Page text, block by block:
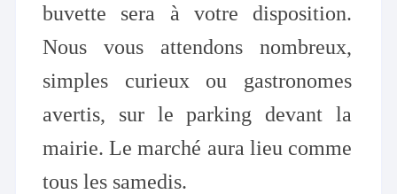
buvette
sera à votre disposition.
Nous vous attendons nombreux,
simples curieux ou gastronomes
avertis, sur le parking devant la
mairie. Le marché aura lieu comme
tous les samedis.